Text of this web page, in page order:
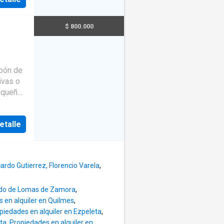
se le
en
y
en
nuestra oficina ubicada en Av. Bunge 817, loc 4 Pina
o
$ 800.000
Gutierrez, Florencio Varela,
de Lomas de Zamora,
en alquiler en Quilmes,
en alquiler en Ezpeleta,